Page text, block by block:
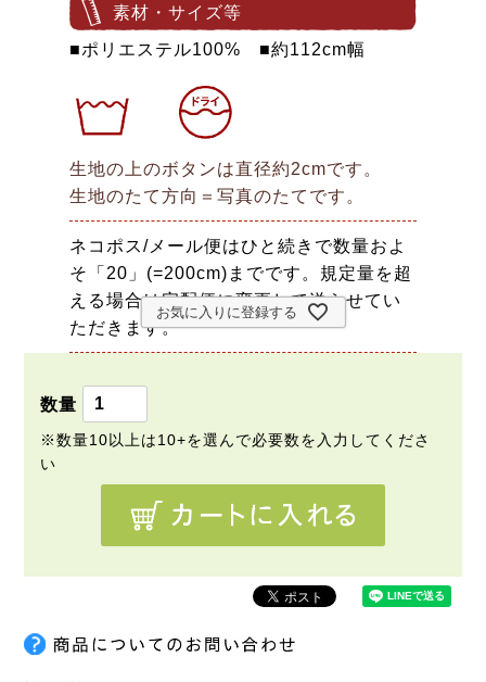
素材・サイズ等
■ポリエステル100% ■約112cm幅
生地の上のボタンは直径約2cmです。
生地のたて方向＝写真のたてです。
ネコポス/メール便はひと続きで数量およ
そ「20」(=200cm)までです。規定量を超
える場合は宅配便に変更して送らせてい
ただきます。
お気に入りに登録する